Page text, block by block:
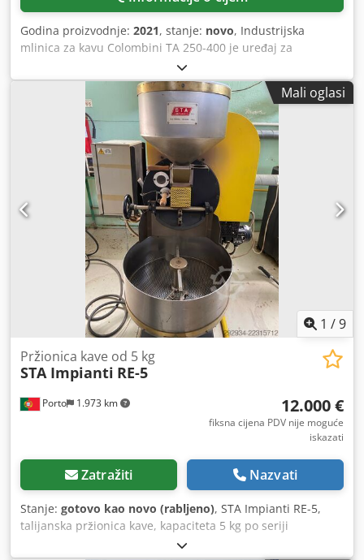
upravljanjem Priloženi video prikazuje upravo ovu mašinu
prve probne šarže nakon renoviranja.
Godina proizvodnje: 2021, stanje: novo, Industrijska
mlinica za kavu Colombini TA 250-400 je uređaj za
kontinuiranu proizvodnju, direktno napajanje strojeva za
pakiranje i rad u više smjena. Karakteristike: Csdszrnq
Espfx Apteha Proizvodnost: od 200 do 400 doza u minuti
(kapsule ili filter vrećice). Potrošnja energije: ukupna snaga
9 kW (radna snaga 3–4 kW). Težina: oko 220 kg. Posebnosti:
diskovi od volfram karbida, podešavanje stupnja mljevenja
izravno tijekom rada, bez sustava hlađenja.
Mali oglasi
1 /9
Porto 1.973 km
Pržionica kave od 5 kg
STA Impianti RE-5
12.000 €
fiksna cijena PDV nije moguće
iskazati
Zatražiti Nazvati
Stanje: gotovo kao novo (rabljeno), STA Impianti RE-5,
talijanska pržionica kave, kapaciteta 5 kg po seriji
(proizvodnja do približno 20 kg/h). Uređaj je u izvrsnom